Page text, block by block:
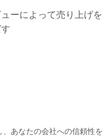
ーによって売り上げを
あなたの会社への信頼性を